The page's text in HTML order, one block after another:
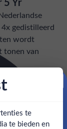
bij
gedistilleerd
wordt
tonen van
te
te bieden en
je eerste